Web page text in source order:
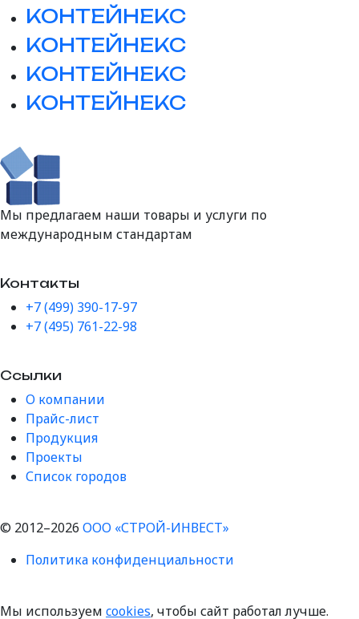
КОНТЕЙНЕКС
КОНТЕЙНЕКС
КОНТЕЙНЕКС
КОНТЕЙНЕКС
Мы предлагаем наши товары и услуги по
международным стандартам
Контакты
+7 (499) 390-17-97
+7 (495) 761-22-98
Ссылки
О компании
Прайс-лист
Продукция
Проекты
Список городов
© 2012–2026 ООО «СТРОЙ-ИНВЕСТ»
Политика конфиденциальности
Мы используем cookies, чтобы сайт работал лучше.